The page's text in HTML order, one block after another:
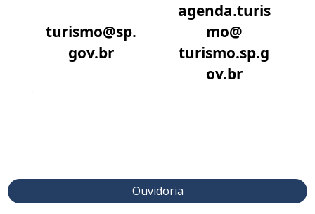
turismo@sp.
gov.br
agenda.turis
mo@
turismo.sp.g
ov.br
Ouvidoria